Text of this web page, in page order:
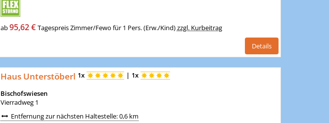
ab95,62 € Tagespreis Zimmer/Fewo für 1 Pers. (Erw./Kind)zzgl. Kurbeitrag
Details
Haus Unterstöberl 1x | 1x
Bischofswiesen
Vierradweg 1
Entfernung zur nächsten Haltestelle: 0,6 km